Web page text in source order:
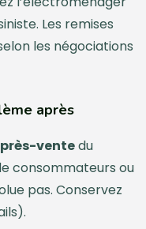
Les remises
les négociations
après
ventedu
consommateurs ou
pas. Conservez